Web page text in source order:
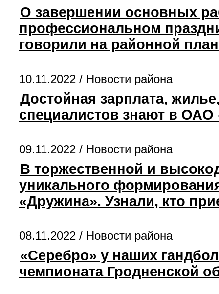
О завершении основных
профессиональном
говорили на районной
10.11.2022 / Новости района
Достойная зарплата,
специалистов знают в ОАО
09.11.2022 / Новости района
В торжественной и
уникального
«Дружина». Узнали, кто
08.11.2022 / Новости района
«Серебро» у наших
чемпионата Гродненской